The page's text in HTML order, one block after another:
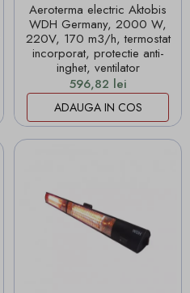
Aeroterma electric Aktobis
WDH Germany, 2000 W,
220V, 170 m3/h, termostat
incorporat, protectie anti-
inghet, ventilator
Pret
596,82 lei
ADAUGA IN COS